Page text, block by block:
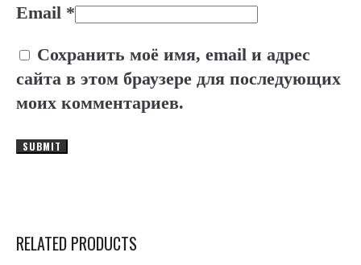
Email *
Сохранить моё имя, email и адрес
сайта в этом браузере для последующих
моих комментариев.
RELATED PRODUCTS